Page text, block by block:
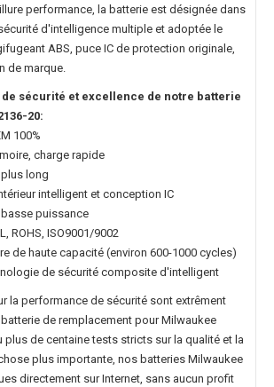
performance, la batterie est désignée dans
d'intelligence multiple et adoptée le
ABS, puce IC de protection originale,
de marque.
sécurité et excellence de notre batterie
20:
100%
charge rapide
long
intelligent et conception IC
puissance
ROHS, ISO9001/9002
de haute capacité (environ 600-1000 cycles)
de sécurité composite d'intelligent
la performance de sécurité sont extrêment
batterie de remplacement pour Milwaukee
plus de centaine tests stricts sur la qualité et la
plus importante, nos batteries Milwaukee
directement sur Internet, sans aucun profit